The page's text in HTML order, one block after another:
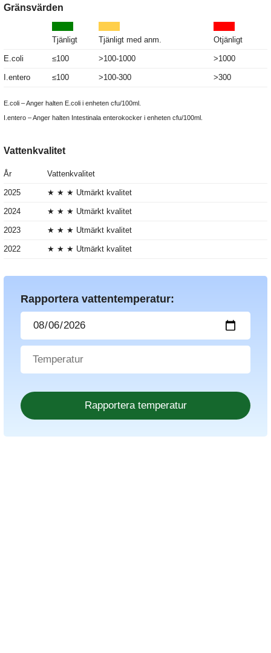
Gränsvärden
Tjänligt Tjänligt med anm. Otjänligt
E.coli ≤100 >100-1000 >1000
I.entero ≤100 >100-300 >300
E.coli – Anger halten E.coli i enheten cfu/100ml.
I.entero – Anger halten Intestinala enterokocker i enheten cfu/100ml.
Vattenkvalitet
År Vattenkvalitet
2025 ★ ★ ★ Utmärkt kvalitet
2024 ★ ★ ★ Utmärkt kvalitet
2023 ★ ★ ★ Utmärkt kvalitet
2022 ★ ★ ★ Utmärkt kvalitet
Rapportera vattentemperatur: